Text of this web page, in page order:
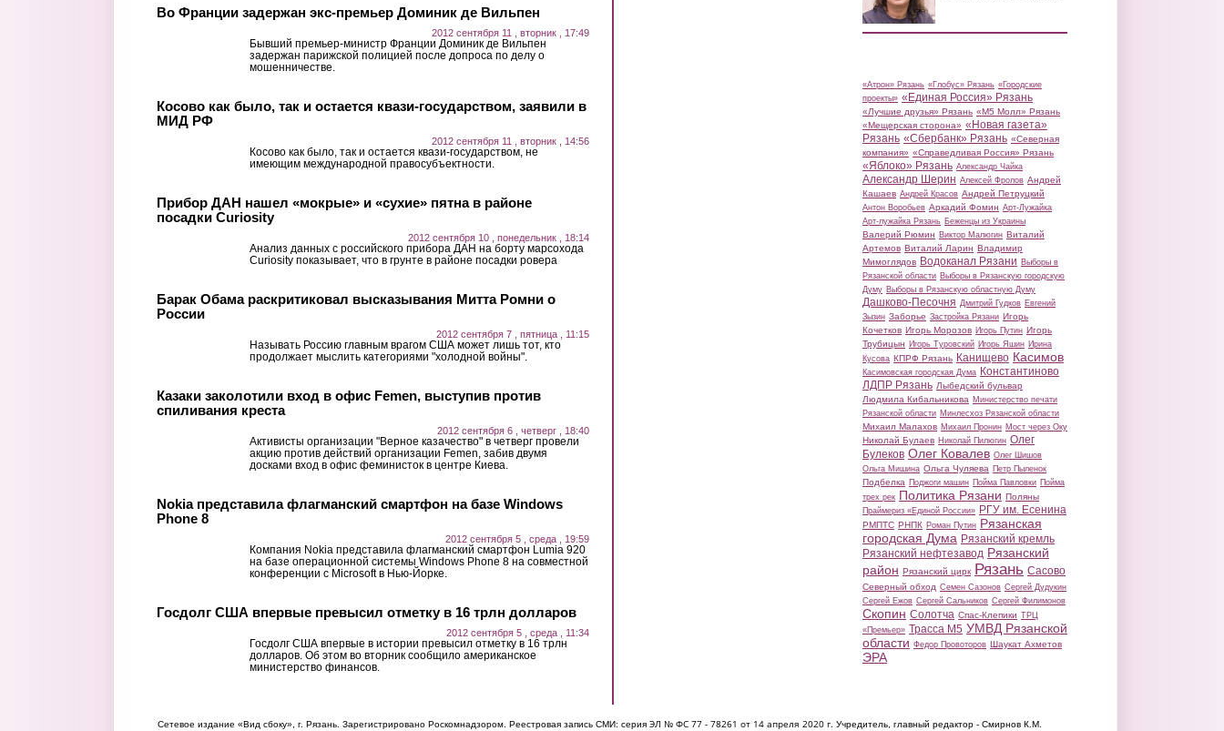
Во Франции задержан экс-премьер Доминик де Вильпен
2012 сентября 11 , вторник , 17:49
Бывший премьер-министр Франции Доминик де Вильпен
задержан парижской полицией после допроса по делу о
мошенничестве.
Косово как было, так и остается квази-государством, заявили в
МИД РФ
2012 сентября 11 , вторник , 14:56
Косово как было, так и остается квази-государством, не
имеющим международной правосубъектности.
Прибор ДАН нашел «мокрые» и «сухие» пятна в районе
посадки Curiosity
2012 сентября 10 , понедельник , 18:14
Анализ данных с российского прибора ДАН на борту марсохода
Curiosity показывает, что в грунте в районе посадки ровера
Барак Обама раскритиковал высказывания Митта Ромни о
России
2012 сентября 7 , пятница , 11:15
Называть Россию главным врагом США может лишь тот, кто
продолжает мыслить категориями "холодной войны".
Казаки заколотили вход в офис Femen, выступив против
спиливания креста
2012 сентября 6 , четверг , 18:40
Активисты организации "Верное казачество" в четверг провели
акцию против действий организации Femen, забив двумя
досками вход в офис феминисток в центре Киева.
Nokia представила флагманский смартфон на базе Windows
Phone 8
2012 сентября 5 , среда , 19:59
Компания Nokia представила флагманский смартфон Lumia 920
на базе операционной системы Windows Phone 8 на совместной
конференции с Microsoft в Нью-Йорке.
Госдолг США впервые превысил отметку в 16 трлн долларов
2012 сентября 5 , среда , 11:34
Госдолг США впервые в истории превысил отметку в 16 трлн
долларов. Об этом во вторник сообщило американское
министерство финансов.
«Атрон» Рязань «Глобус» Рязань «Городские
проекты» «Единая Россия» Рязань
«Лучшие друзья» Рязань «М5 Молл» Рязань
«Мещерская сторона» «Новая газета»
Рязань «Сбербанк» Рязань «Северная
компания» «Справедливая Россия» Рязань
«Яблоко» Рязань Александр Чайка
Александр Шерин Алексей Фролов Андрей
Кашаев Андрей Красов Андрей Петруцкий
Антон Воробьев Аркадий Фомин Арт-Лужайка
Арт-лужайка Рязань Беженцы из Украины
Валерий Рюмин Виктор Малюгин Виталий
Артемов Виталий Ларин Владимир
Мимоглядов Водоканал Рязани Выборы в
Рязанской области Выборы в Рязанскую городскую
Думу Выборы в Рязанскую областную Думу
Дашково-Песочня Дмитрий Гудков Евгений
Зызин Заборье Застройка Рязани Игорь
Кочетков Игорь Морозов Игорь Путин Игорь
Трубицын Игорь Туровский Игорь Яшин Ирина
Кусова КПРФ Рязань Канищево Касимов
Касимовская городская Дума Константиново
ЛДПР Рязань Лыбедский бульвар
Людмила Кибальникова Министерство печати
Рязанской области Минлесхоз Рязанской области
Михаил Малахов Михаил Пронин Мост через Оку
Николай Булаев Николай Пилюгин Олег
Булеков Олег Ковалев Олег Шишов
Ольга Мишина Ольга Чуляева Петр Пыленок
Подбелка Поджоги машин Пойма Павловки Пойма
трех рек Политика Рязани Поляны
Праймериз «Единой России» РГУ им. Есенина
РМПТС РНПК Роман Путин Рязанская
городская Дума Рязанский кремль
Рязанский нефтезавод Рязанский
район Рязанский цирк Рязань Сасово
Северный обход Семен Сазонов Сергей Дудукин
Сергей Ежов Сергей Сальников Сергей Филимонов
Скопин Солотча Спас-Клепики ТРЦ
«Премьер» Трасса М5 УМВД Рязанской
области Федор Провоторов Шаукат Ахметов
ЭРА
Сетевое издание «Вид сбоку», г. Рязань. Зарегистрировано Роскомнадзором. Реестровая запись СМИ: серия ЭЛ № ФС 77 - 78261 от 14 апреля 2020 г. Учредитель, главный редактор - Смирнов К.М.